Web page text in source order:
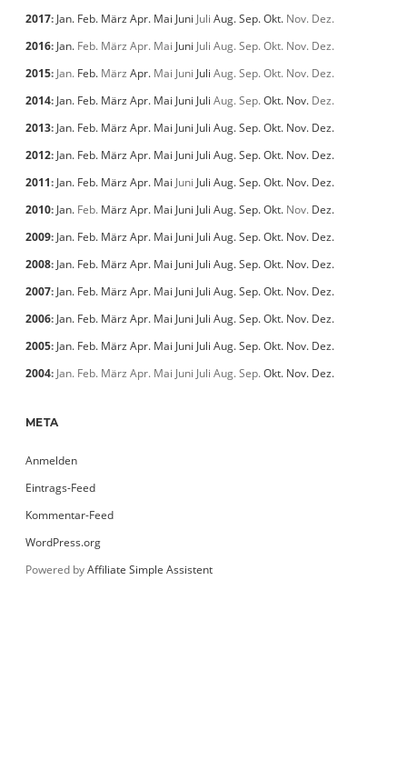
2017: Jan. Feb. März Apr. Mai Juni Juli Aug.Sep.Okt. Nov. Dez.
2016: Jan. Feb. März Apr. Mai Juni Juli Aug.Sep.Okt. Nov. Dez.
2015: Jan. Feb. März Apr. Mai Juni Juli Aug.Sep.Okt. Nov. Dez.
2014: Jan. Feb. März Apr. Mai Juni Juli Aug.Sep.Okt. Nov. Dez.
2013: Jan. Feb. März Apr. Mai Juni Juli Aug.Sep.Okt. Nov. Dez.
2012: Jan. Feb. März Apr. Mai Juni Juli Aug.Sep.Okt. Nov. Dez.
2011: Jan. Feb. März Apr. Mai Juni Juli Aug.Sep.Okt. Nov. Dez.
2010: Jan. Feb. März Apr. Mai Juni Juli Aug.Sep.Okt. Nov. Dez.
2009: Jan. Feb. März Apr. Mai Juni Juli Aug.Sep.Okt. Nov. Dez.
2008: Jan. Feb. März Apr. Mai Juni Juli Aug.Sep.Okt. Nov. Dez.
2007: Jan. Feb. März Apr. Mai Juni Juli Aug.Sep.Okt. Nov. Dez.
2006: Jan. Feb. März Apr. Mai Juni Juli Aug.Sep.Okt. Nov. Dez.
2005: Jan. Feb. März Apr. Mai Juni Juli Aug.Sep.Okt. Nov. Dez.
2004: Jan. Feb. März Apr. Mai Juni Juli Aug.Sep.Okt. Nov. Dez.
META
Anmelden
Eintrags-Feed
Kommentar-Feed
WordPress.org
Powered byAffiliate Simple Assistent